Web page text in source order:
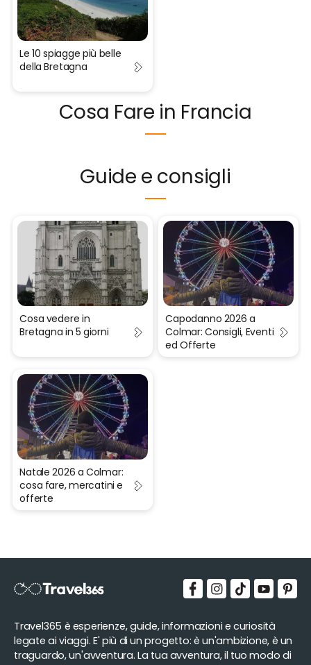
Le 10 spiagge più belle
della Bretagna
Cosa Fare in Francia
Guide e consigli
Cosa vedere in
Bretagna in 5 giorni
Capodanno 2026 a
Colmar: Consigli, Eventi
ed Offerte
Natale 2026 a Colmar:
cosa fare, mercatini e
offerte
Travel365 è esperienze, guide, informazioni e curiosità
legate ai viaggi. E' più di un progetto: è un'ambizione, è un
traguardo, un'avventura. La tua avventura, il tuo modo di